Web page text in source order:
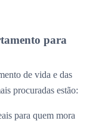
para
de vida e das
procuradas estão:
para quem mora